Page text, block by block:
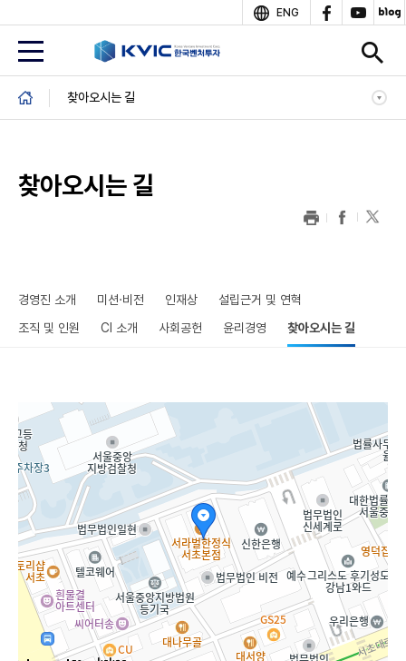
단
ENG
e
찾아오시는 길
찾아오시는 길
경영진 소개
미션·비전 인재상
설립근거 및 연혁
조직 및 인원
CI 소개 사회공헌 윤리경영 찾아오시는 길